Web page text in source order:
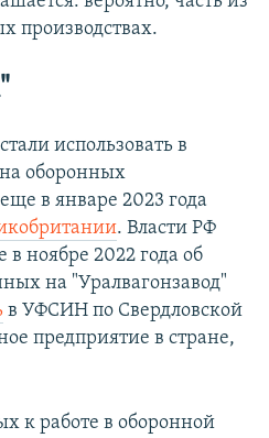
производствах.
использовать в
оборонных
в январе 2023 года
. Власти РФ
в ноябре 2022 года об
на "Уралвагонзавод"
в УФСИН по Свердловской
предприятие в стране,
к работе в оборонной